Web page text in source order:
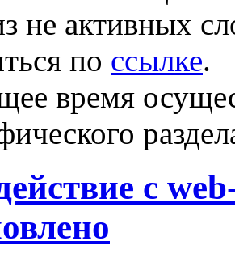
не активных
по ссылке.
время
с